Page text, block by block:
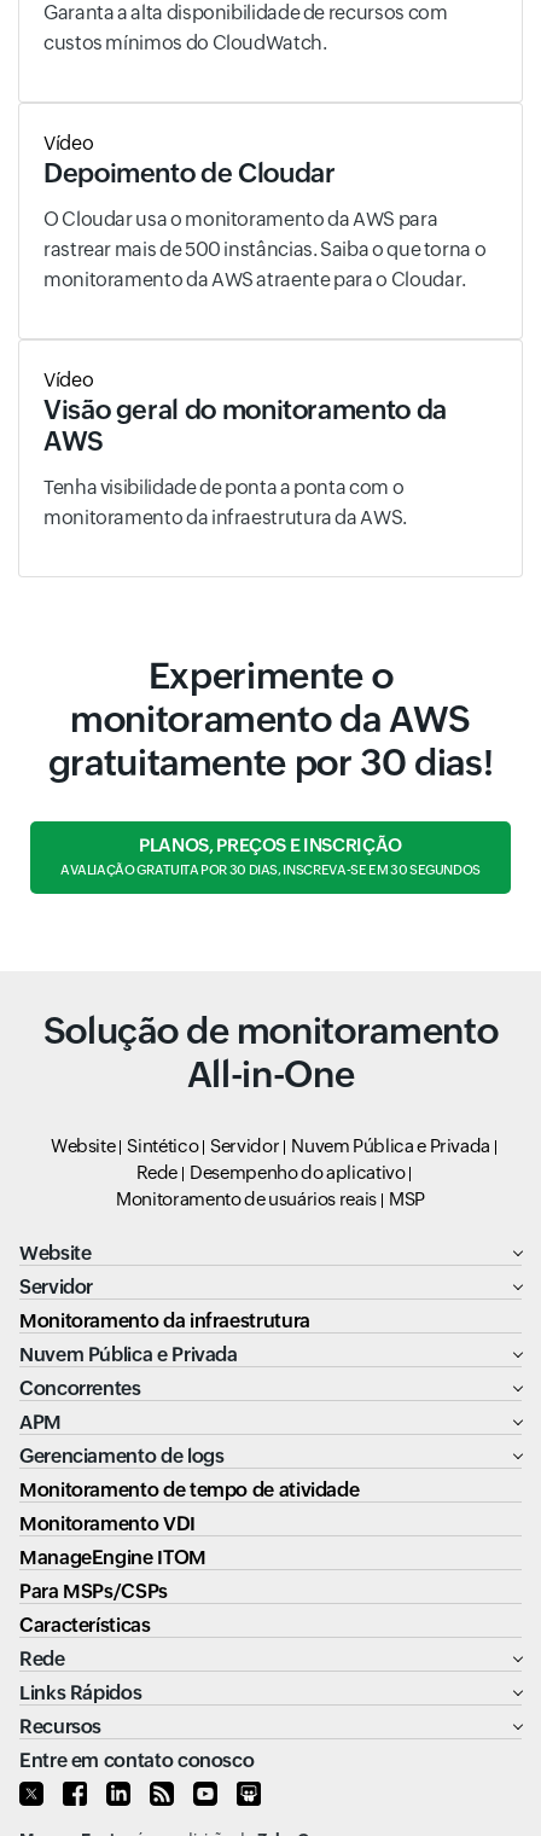
Garanta a alta disponibilidade de recursos com
custos mínimos do CloudWatch.
Vídeo
Depoimento de Cloudar
O Cloudar usa o monitoramento da AWS para
rastrear mais de 500 instâncias. Saiba o que torna o
monitoramento da AWS atraente para o Cloudar.
Vídeo
Visão geral do monitoramento da
AWS
Tenha visibilidade de ponta a ponta com o
monitoramento da infraestrutura da AWS.
Experimente o
monitoramento da AWS
gratuitamente por 30 dias!
PLANOS, PREÇOS E INSCRIÇÃO
AVALIAÇÃO GRATUITA POR 30 DIAS, INSCREVA-SE EM 30 SEGUNDOS
Solução de monitoramento
All-in-One
Website Sintético Servidor
Nuvem Pública e Privada
Rede
Desempenho do aplicativo
Monitoramento de usuários reais
MSP
Website
Servidor
Monitoramento da infraestrutura
Nuvem Pública e Privada
Concorrentes
APM
Gerenciamento de logs
Monitoramento de tempo de atividade
Monitoramento VDI
ManageEngine ITOM
Para MSPs/CSPs
Características
Rede
Links Rápidos
Recursos
Entre em contato conosco